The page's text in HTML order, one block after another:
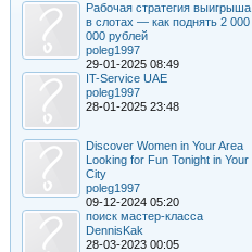
Рабочая стратегия выигрыша
в слотах — как поднять 2 000
000 рублей
poleg1997
29-01-2025 08:49
IT-Service UAE
poleg1997
28-01-2025 23:48
Discover Women in Your Area
Looking for Fun Tonight in Your
City
poleg1997
09-12-2024 05:20
поиск мастер-класса
DennisKak
28-03-2023 00:05